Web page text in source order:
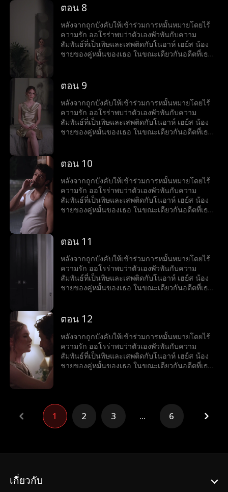
ตอน 8
หลังจากถูกบังคับให้เข้าร่วมการหมั้นหมายโดยไร้
ความรัก ออโรร่าพบว่าตัวเองพัวพันกับความ
สัมพันธ์ที่เป็นพิษและเสพติดกับโนอาห์ เฮย์ส น้อง
ชายของคู่หมั้นของเธอ ในขณะเดียวกันอดีตที่เธอ
ตอน 9
หลังจากถูกบังคับให้เข้าร่วมการหมั้นหมายโดยไร้
ความรัก ออโรร่าพบว่าตัวเองพัวพันกับความ
สัมพันธ์ที่เป็นพิษและเสพติดกับโนอาห์ เฮย์ส น้อง
ชายของคู่หมั้นของเธอ ในขณะเดียวกันอดีตที่เธอ
ตอน 10
หลังจากถูกบังคับให้เข้าร่วมการหมั้นหมายโดยไร้
ความรัก ออโรร่าพบว่าตัวเองพัวพันกับความ
สัมพันธ์ที่เป็นพิษและเสพติดกับโนอาห์ เฮย์ส น้อง
ชายของคู่หมั้นของเธอ ในขณะเดียวกันอดีตที่เธอ
ตอน 11
หลังจากถูกบังคับให้เข้าร่วมการหมั้นหมายโดยไร้
ความรัก ออโรร่าพบว่าตัวเองพัวพันกับความ
สัมพันธ์ที่เป็นพิษและเสพติดกับโนอาห์ เฮย์ส น้อง
ชายของคู่หมั้นของเธอ ในขณะเดียวกันอดีตที่เธอ
ตอน 12
หลังจากถูกบังคับให้เข้าร่วมการหมั้นหมายโดยไร้
ความรัก ออโรร่าพบว่าตัวเองพัวพันกับความ
สัมพันธ์ที่เป็นพิษและเสพติดกับโนอาห์ เฮย์ส น้อง
ชายของคู่หมั้นของเธอ ในขณะเดียวกันอดีตที่เธอ
1 2 3 ... 6
เกี่ยวกับ